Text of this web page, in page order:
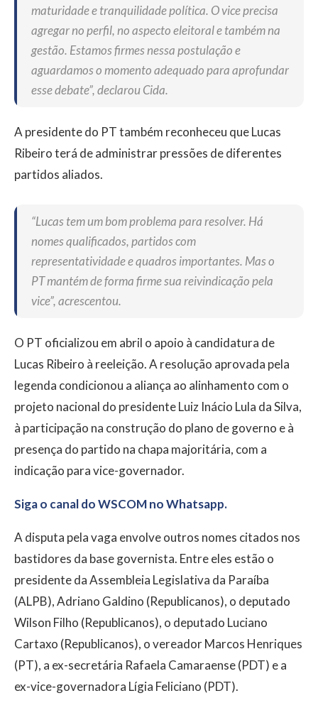
maturidade e tranquilidade política. O vice precisa
agregar no perfil, no aspecto eleitoral e também na
gestão. Estamos firmes nessa postulação e
aguardamos o momento adequado para aprofundar
esse debate”, declarou Cida.
A presidente do PT também reconheceu que Lucas
Ribeiro terá de administrar pressões de diferentes
partidos aliados.
“Lucas tem um bom problema para resolver. Há
nomes qualificados, partidos com
representatividade e quadros importantes. Mas o
PT mantém de forma firme sua reivindicação pela
vice”, acrescentou.
O PT oficializou em abril o apoio à candidatura de
Lucas Ribeiro à reeleição. A resolução aprovada pela
legenda condicionou a aliança ao alinhamento com o
projeto nacional do presidente Luiz Inácio Lula da Silva,
à participação na construção do plano de governo e à
presença do partido na chapa majoritária, com a
indicação para vice-governador.
Siga o canal do WSCOM no Whatsapp.
A disputa pela vaga envolve outros nomes citados nos
bastidores da base governista. Entre eles estão o
presidente da Assembleia Legislativa da Paraíba
(ALPB), Adriano Galdino (Republicanos), o deputado
Wilson Filho (Republicanos), o deputado Luciano
Cartaxo (Republicanos), o vereador Marcos Henriques
(PT), a ex-secretária Rafaela Camaraense (PDT) e a
ex-vice-governadora Lígia Feliciano (PDT).